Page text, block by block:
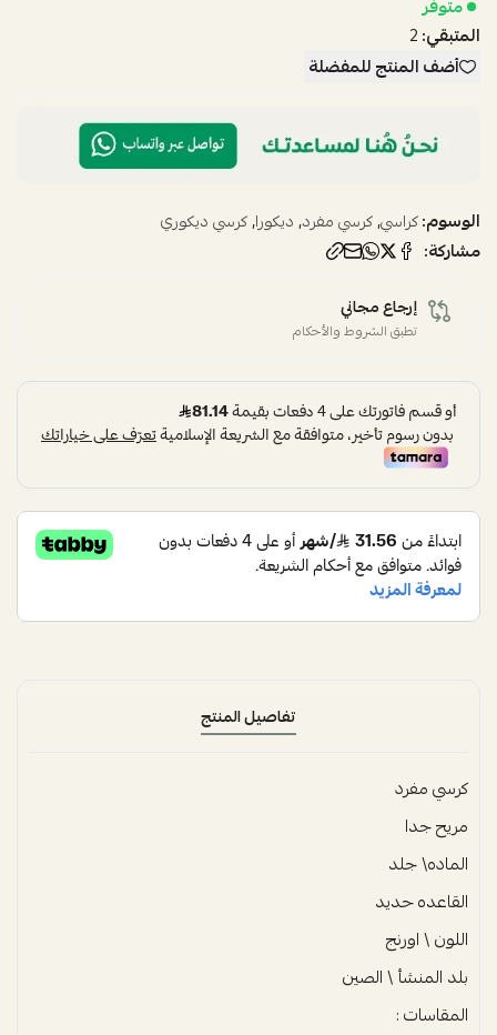
متوفر
المتبقي:2
أضف المنتج للمفضلة
الوسوم:كراسي,كرسي مفرد,ديكورا,كرسي ديكوري
مشاركة:
إرجاع مجاني
تطبق الشروط والأحكام
تفاصيل المنتج
كرسي مفرد
مريح جدا
الماده\ جلد
القاعده حديد
اللون \ اورنج
بلد المنشأ \ الصين
المقاسات :